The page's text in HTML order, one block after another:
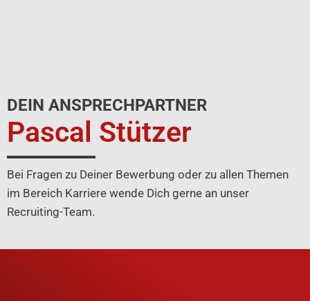
DEIN ANSPRECHPARTNER
Pascal Stützer
Bei Fragen zu Deiner Bewerbung oder zu allen Themen
im Bereich Karriere wende Dich gerne an unser
Recruiting-Team.